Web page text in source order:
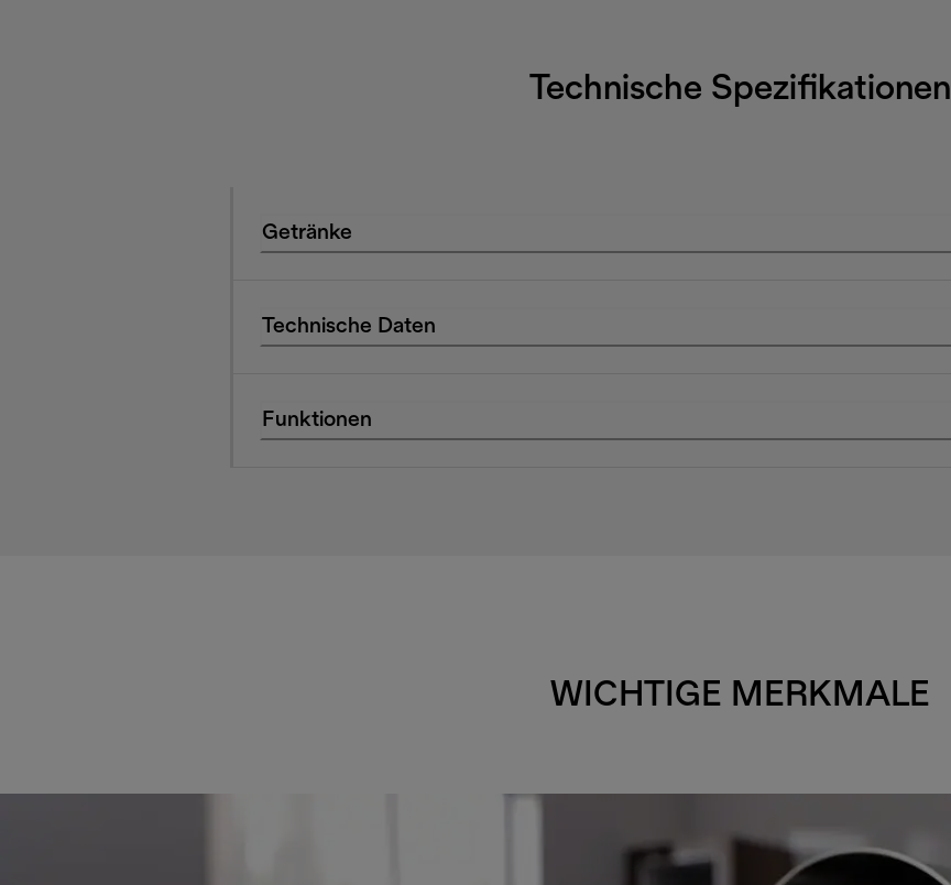
Technische Spezifikationen
Getränke
Technische Daten
Funktionen
WICHTIGE MERKMALE